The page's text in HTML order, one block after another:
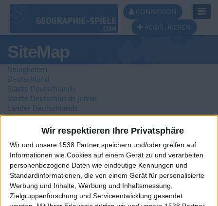
Wir respektieren Ihre Privatsphäre
Wir und unsere 1538 Partner speichern und/oder greifen auf
Informationen wie Cookies auf einem Gerät zu und verarbeiten
personenbezogene Daten wie eindeutige Kennungen und
Standardinformationen, die von einem Gerät für personalisierte
Werbung und Inhalte, Werbung und Inhaltsmessung,
Zielgruppenforschung und Serviceentwicklung gesendet
CONNEXION
REGISTRIEREN
SiteMap
Neuigkeiten
Deutschland
Städte Deutschlands
Städte Deutschlands Junior
Länder Deutschlands
Österreich
Städte ??sterreichs
Städte ??sterreichs Junior
Länder ??sterreichs
Schweiz
Städte der Schweiz
Städte der Schweiz junior
Schweizer Kantone
Europa